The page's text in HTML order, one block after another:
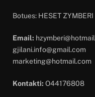
Botues: HESET ZYMBERI
Email:
gjilani.info@gmail.com
marketing@hotmail.com
Kontakti: O44176808